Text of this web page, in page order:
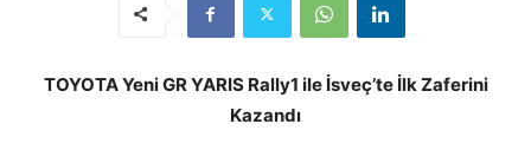
TOYOTA Yeni GR YARIS Rally1 ile İsveç’te İlk Zaferini
Kazandı